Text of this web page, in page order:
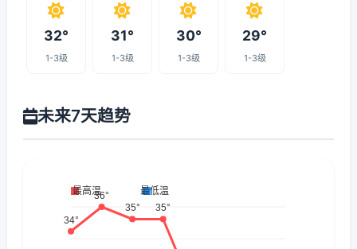
32°
1-3级
31°
1-3级
30°
1-3级
29°
1-3级
未来7天趋势